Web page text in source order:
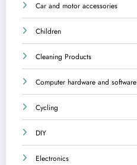
Car and motor accessories
Children
Cleaning Products
Computer hardware and software
Cycling
DIY
Electronics